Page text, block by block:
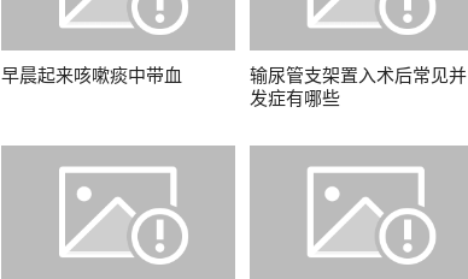
早晨起来咳嗽痰中带血
输尿管支架置入术后常见并
发症有哪些